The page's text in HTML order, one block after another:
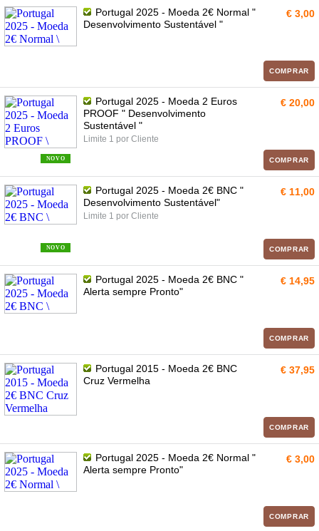
Portugal 2025 - Moeda 2€ Normal "
Desenvolvimento Sustentável "
€ 3,00
COMPRAR
NOVO
Portugal 2025 - Moeda 2 Euros
PROOF " Desenvolvimento
Sustentável "
Limite 1 por Cliente
€ 20,00
COMPRAR
NOVO
Portugal 2025 - Moeda 2€ BNC "
Desenvolvimento Sustentável"
Limite 1 por Cliente
€ 11,00
COMPRAR
Portugal 2025 - Moeda 2€ BNC "
Alerta sempre Pronto"
€ 14,95
COMPRAR
Portugal 2015 - Moeda 2€ BNC
Cruz Vermelha
€ 37,95
COMPRAR
Portugal 2025 - Moeda 2€ Normal "
Alerta sempre Pronto"
€ 3,00
COMPRAR